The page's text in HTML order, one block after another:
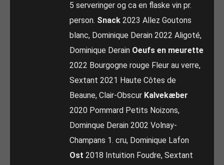
5 serveringer og ca en flaske vin pr.
person. Snack 2023 Allez Goutons
blanc, Dominique Derain 2022 Aligoté,
Dominique Derain Oeufs en meurette
2022 Bourgogne rouge Fleur au verre,
Sextant 2021 Haute Côtes de
Beaune, Clair-Obscur Kalvekæber
2020 Pommard Petits Noizons,
Dominque Derain 2002 Volnay-
Champans 1. cru, Dominique Lafon
Ost 2018 Intuition Foudre, Sextant